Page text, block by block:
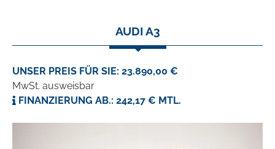
AUDI A3
UNSER PREIS FÜR SIE: 23.890,00 €
MwSt. ausweisbar
FINANZIERUNG AB.: 242,17 € MTL.